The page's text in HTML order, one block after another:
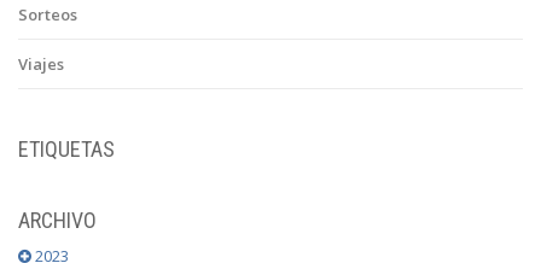
Sorteos
Viajes
ETIQUETAS
ARCHIVO
2023